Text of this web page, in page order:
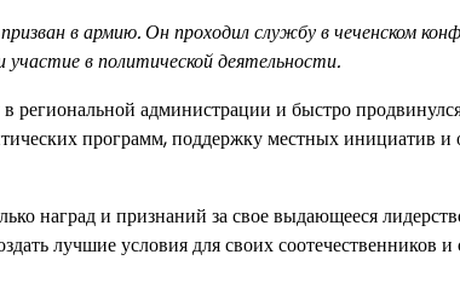
в армию. Он проходил службу в чеченском
в политической деятельности.
региональной администрации и быстро
программ, поддержку местных инициатив
наград и признаний за свое выдающееся
лучшие условия для своих соотечественников